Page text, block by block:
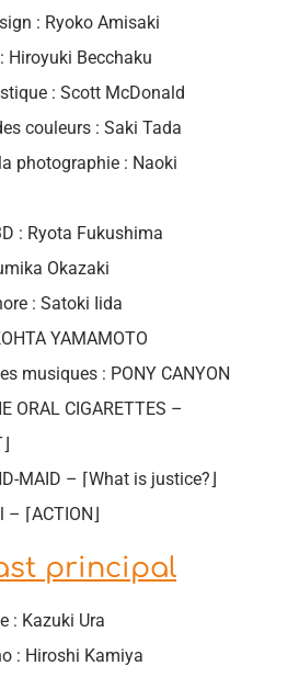
: Ryoko Amisaki
Hiroyuki Becchaku
: Scott McDonald
couleurs : Saki Tada
photographie : Naoki
: Ryota Fukushima
Okazaki
: Satoki Iida
YAMAMOTO
musiques : PONY CANYON
ORAL CIGARETTES –
MAID – ⌈What is justice?⌋
⌈ACTION⌋
principal
: Kazuki Ura
: Hiroshi Kamiya